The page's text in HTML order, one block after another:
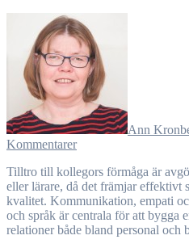
Ann
Kommentarer
Tilltro till kollegors förmåga är avgörande i rollen som förskollärare
eller lärare, då det främjar effektivt
kvalitet. Kommunikation, empati
och språk är centrala för att bygga
relationer både bland personal och